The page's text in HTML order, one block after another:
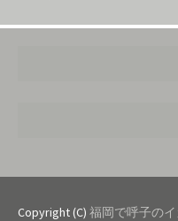
Copyright (C) 福岡で呼子の